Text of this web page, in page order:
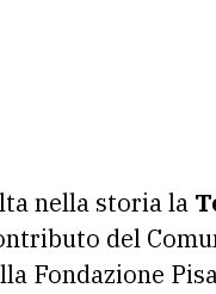
nella storia la
del
Fondazione